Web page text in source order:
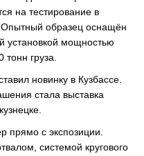
на тестирование в
Опытный образец оснащён
установкой мощностью
груза.
новинку в Кузбассе.
стала выставка
прямо с экспозиции.
системой кругового